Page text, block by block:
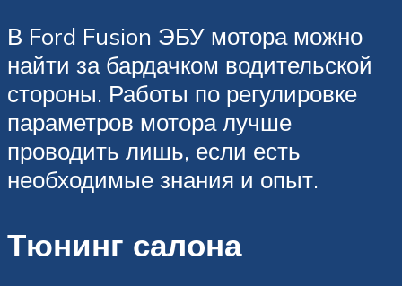
В Ford Fusion ЭБУ мотора можно
найти за бардачком водительской
стороны. Работы по регулировке
параметров мотора лучше
проводить лишь, если есть
необходимые знания и опыт.
Тюнинг салона